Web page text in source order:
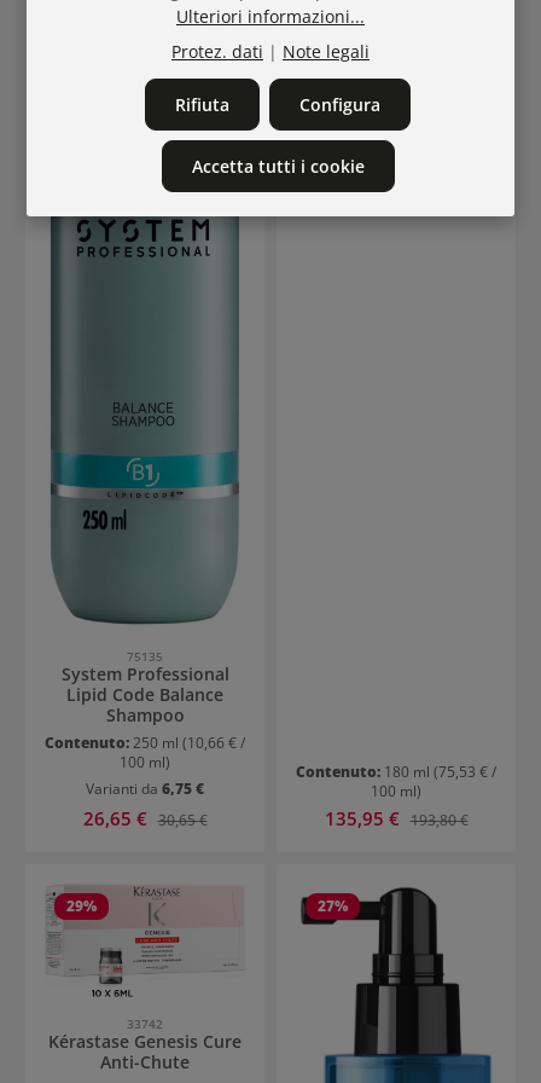
75135
System Professional
Lipid Code Balance
Shampoo
Contenuto:250 ml (10,66 € /
100 ml)
Varianti da 6,75 €
Prezzo di vendita:
26,65 € Prezzo normale:
30,65 €
30215
Kérastase Densifique
Homme Kurprogramm
Contenuto: 180 ml (75,53 € /
100 ml)
Prezzo di vendita:
135,95 € Prezzo normale:
193,80 €
29%
33742
Kérastase Genesis Cure
Anti-Chute
27%
Ulteriori informazioni...
Protez. dati | Note legali
Rifiuta Configura
Accetta tutti i cookie